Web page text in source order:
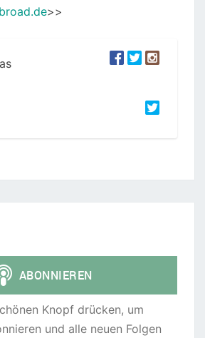
>>
Knopf drücken, um
und alle neuen Folgen